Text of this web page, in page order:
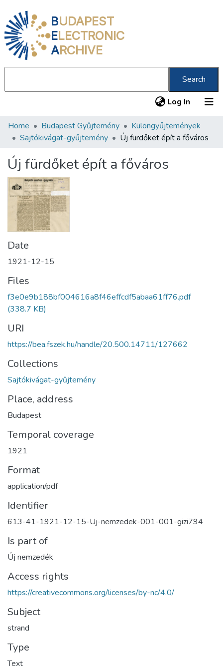
BUDAPEST
ELECTRONIC
ARCHIVE
Search
Log In (current)
Communities & Collections
Statistics
About us
Home Budapest Gyűjtemény
Különgyűjtemények
Sajtókivágat-gyűjtemény
Új fürdőket épít a főváros
Új fürdőket épít a főváros
Date
1921-12-15
Files
f3e0e9b188bf004616a8f46effcdf5abaa61ff76.pdf
(338.7 KB)
URI
https://bea.fszek.hu/handle/20.500.14711/127662
Collections
Sajtókivágat-gyűjtemény
Place, address
Budapest
Temporal coverage
1921
Format
application/pdf
Identifier
613-41-1921-12-15-Uj-nemzedek-001-001-gizi794
Is part of
Új nemzedék
Access rights
https://creativecommons.org/licenses/by-nc/4.0/
Subject
strand
Type
Text